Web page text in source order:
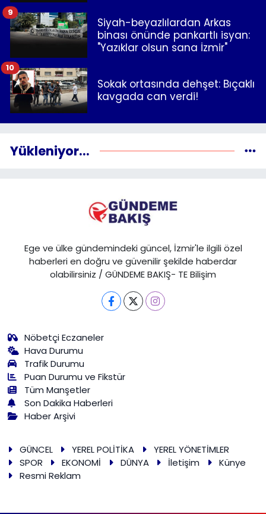
Siyah-beyazlılardan Arkas
binası önünde pankartlı isyan:
"Yazıklar olsun sana İzmir"
9
Sokak ortasında dehşet: Bıçaklı
kavgada can verdi!
10
Yükleniyor...
Ege ve ülke gündemindeki güncel, İzmir'le ilgili özel
haberleri en doğru ve güvenilir şekilde haberdar
olabilirsiniz / GÜNDEME BAKIŞ- TE Bilişim
Nöbetçi Eczaneler
Hava Durumu
Trafik Durumu
Puan Durumu ve Fikstür
Tüm Manşetler
Son Dakika Haberleri
Haber Arşivi
GÜNCEL YEREL POLİTİKA
YEREL YÖNETİMLER
SPOR
EKONOMİ DÜNYA İletişim
Künye
Resmi Reklam